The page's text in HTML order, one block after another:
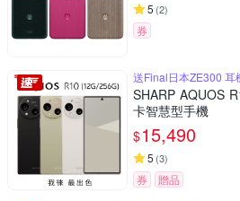
5 (2)
券
送Final日本ZE300 耳
SHARP AQUOS
卡智慧型手機
$15,490
5 (3)
券
贈品